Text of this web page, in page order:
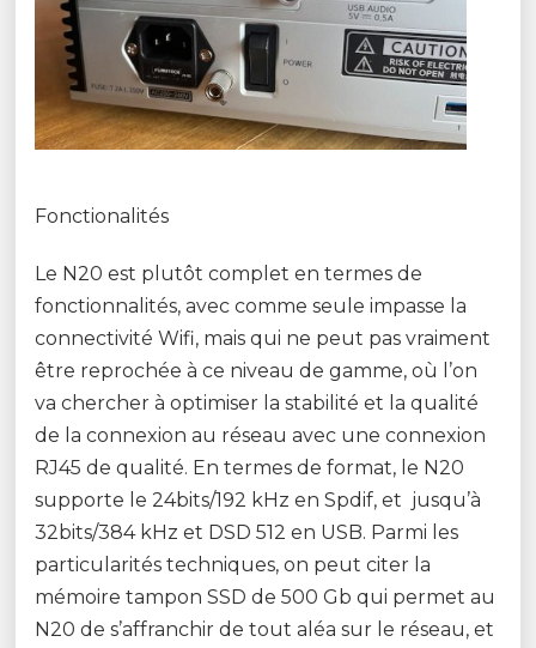
Fonctionalités
Le N20 est plutôt complet en termes de
fonctionnalités, avec comme seule impasse la
connectivité Wifi, mais qui ne peut pas vraiment
être reprochée à ce niveau de gamme, où l’on
va chercher à optimiser la stabilité et la qualité
de la connexion au réseau avec une connexion
RJ45 de qualité. En termes de format, le N20
supporte le 24bits/192 kHz en Spdif, et jusqu’à
32bits/384 kHz et DSD 512 en USB. Parmi les
particularités techniques, on peut citer la
mémoire tampon SSD de 500 Gb qui permet au
N20 de s’affranchir de tout aléa sur le réseau, et